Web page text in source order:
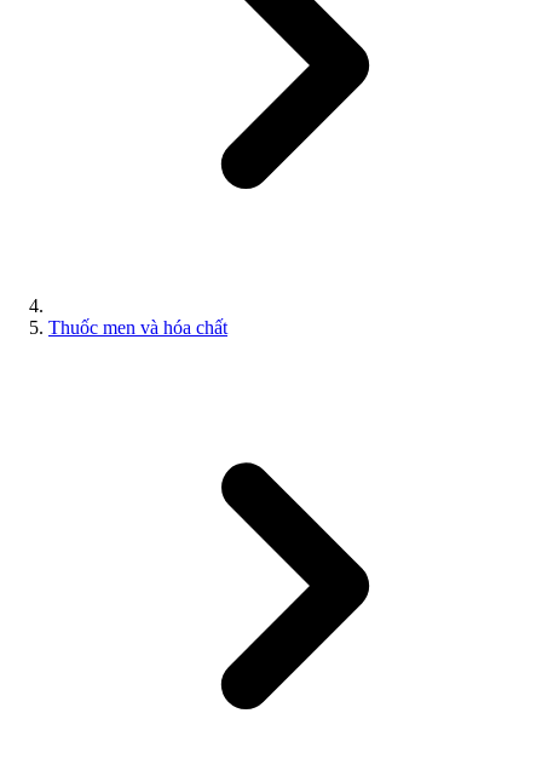
Thuốc men và hóa chất